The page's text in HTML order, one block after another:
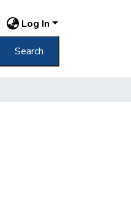
Log In
Search